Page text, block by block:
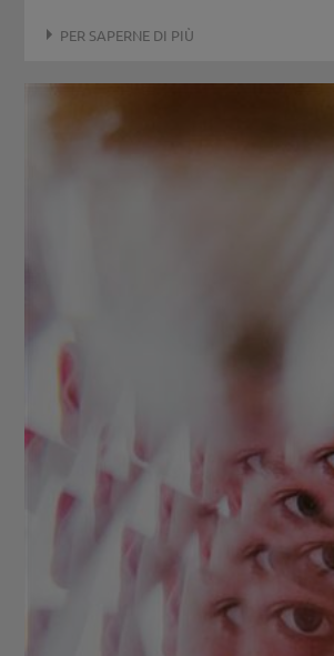
PER SAPERNE DI PIÙ